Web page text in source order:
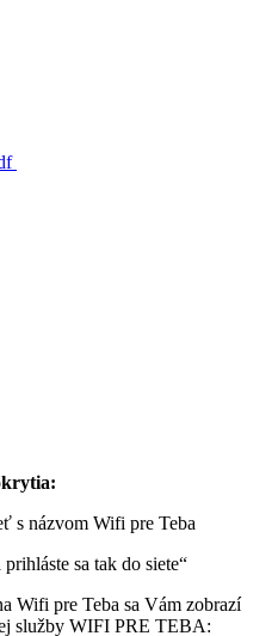
s názvom Wifi pre Teba
sa tak do siete“
Wifi pre Teba sa Vám zobrazí
služby WIFI PRE TEBA: